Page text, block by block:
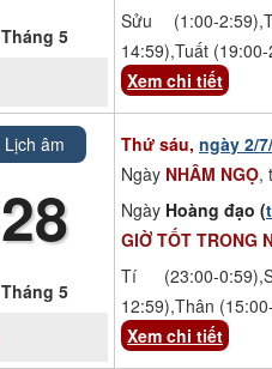
Tháng 5
Sửu (1:00-
14:59),Tuất
Xem chi tiết
Lịch âm
28
Tháng 5
Thứ sáu, ngày 2/
Ngày NHÂM NGỌ,
Ngày Hoàng đạo (
GIỜ TỐT TRONG
Tí (23:00-
12:59),Thân
Xem chi tiết